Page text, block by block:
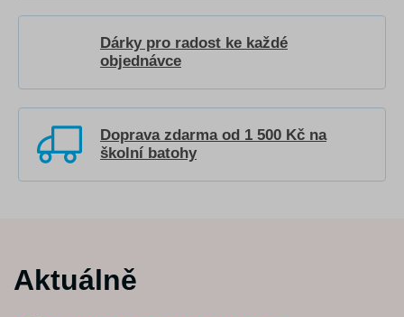
Dárky pro radost ke každé
objednávce
Doprava zdarma od 1 500 Kč na
školní batohy
Aktuálně